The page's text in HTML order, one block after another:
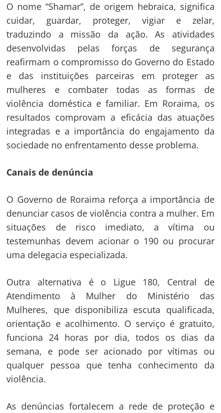
O nome “Shamar”, de origem hebraica, significa
cuidar, guardar, proteger, vigiar e zelar,
traduzindo a missão da ação. As atividades
desenvolvidas pelas forças de segurança
reafirmam o compromisso do Governo do Estado
e das instituições parceiras em proteger as
mulheres e combater todas as formas de
violência doméstica e familiar. Em Roraima, os
resultados comprovam a eficácia das atuações
integradas e a importância do engajamento da
sociedade no enfrentamento desse problema.
Canais de denúncia
O Governo de Roraima reforça a importância de
denunciar casos de violência contra a mulher. Em
situações de risco imediato, a vítima ou
testemunhas devem acionar o 190 ou procurar
uma delegacia especializada.
Outra alternativa é o Ligue 180, Central de
Atendimento à Mulher do Ministério das
Mulheres, que disponibiliza escuta qualificada,
orientação e acolhimento. O serviço é gratuito,
funciona 24 horas por dia, todos os dias da
semana, e pode ser acionado por vítimas ou
qualquer pessoa que tenha conhecimento da
violência.
As denúncias fortalecem a rede de proteção e